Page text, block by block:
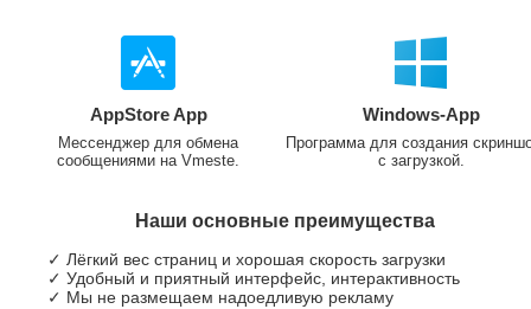
AppStore App
Мессенджер для обмена
сообщениями на Vmeste.
Windows-App
Программа для создания
с загрузкой.
Наши основные преимущества
✓ Лёгкий вес страниц и хорошая скорость загрузки
✓ Удобный и приятный интерфейс, интерактивность
✓ Мы не размещаем надоедливую рекламу